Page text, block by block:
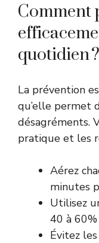
Comment
quotidien ?
La prévention
qu’elle permet
désagréments.
pratique et les
Aérez
minutes
Utilisez
40 à
Évitez